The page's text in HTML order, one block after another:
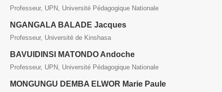
Professeur, UPN, Université Pédagogique Nationale
NGANGALA BALADE Jacques
Professeur, Université de Kinshasa
BAVUIDINSI MATONDO Andoche
Professeur, UPN, Université Pédagogique Nationale
MONGUNGU DEMBA ELWOR Marie Paule